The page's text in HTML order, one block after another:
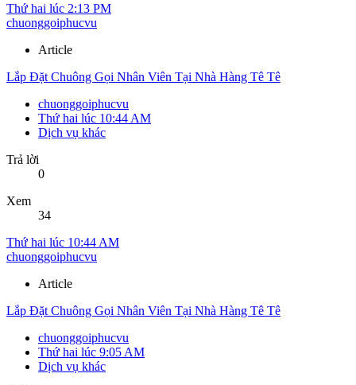
Thứ hai lúc 2:13 PM
chuonggoiphucvu
Article
Lắp Đặt Chuông Gọi Nhân Viên Tại Nhà Hàng Tê Tê
chuonggoiphucvu
Thứ hai lúc 10:44 AM
Dịch vụ khác
Trả lời
0
Xem
34
Thứ hai lúc 10:44 AM
chuonggoiphucvu
Article
Lắp Đặt Chuông Gọi Nhân Viên Tại Nhà Hàng Tê Tê
chuonggoiphucvu
Thứ hai lúc 9:05 AM
Dịch vụ khác